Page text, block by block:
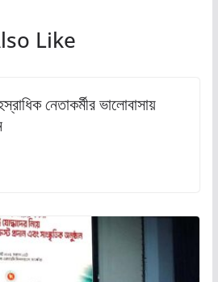
Like
নেতাকর্মীর ভালোবাসায়